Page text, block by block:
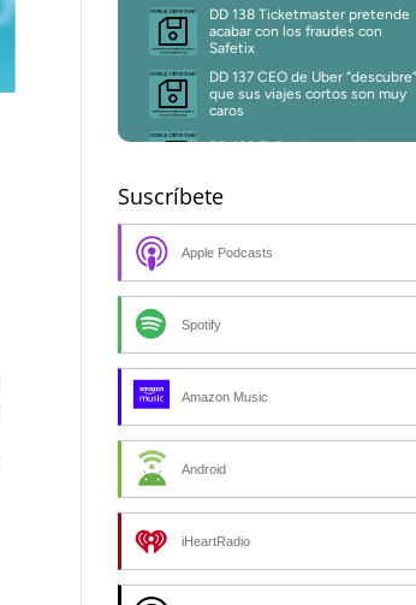
Suscríbete
Apple Podcasts
Spotify
Amazon Music
Android
iHeartRadio